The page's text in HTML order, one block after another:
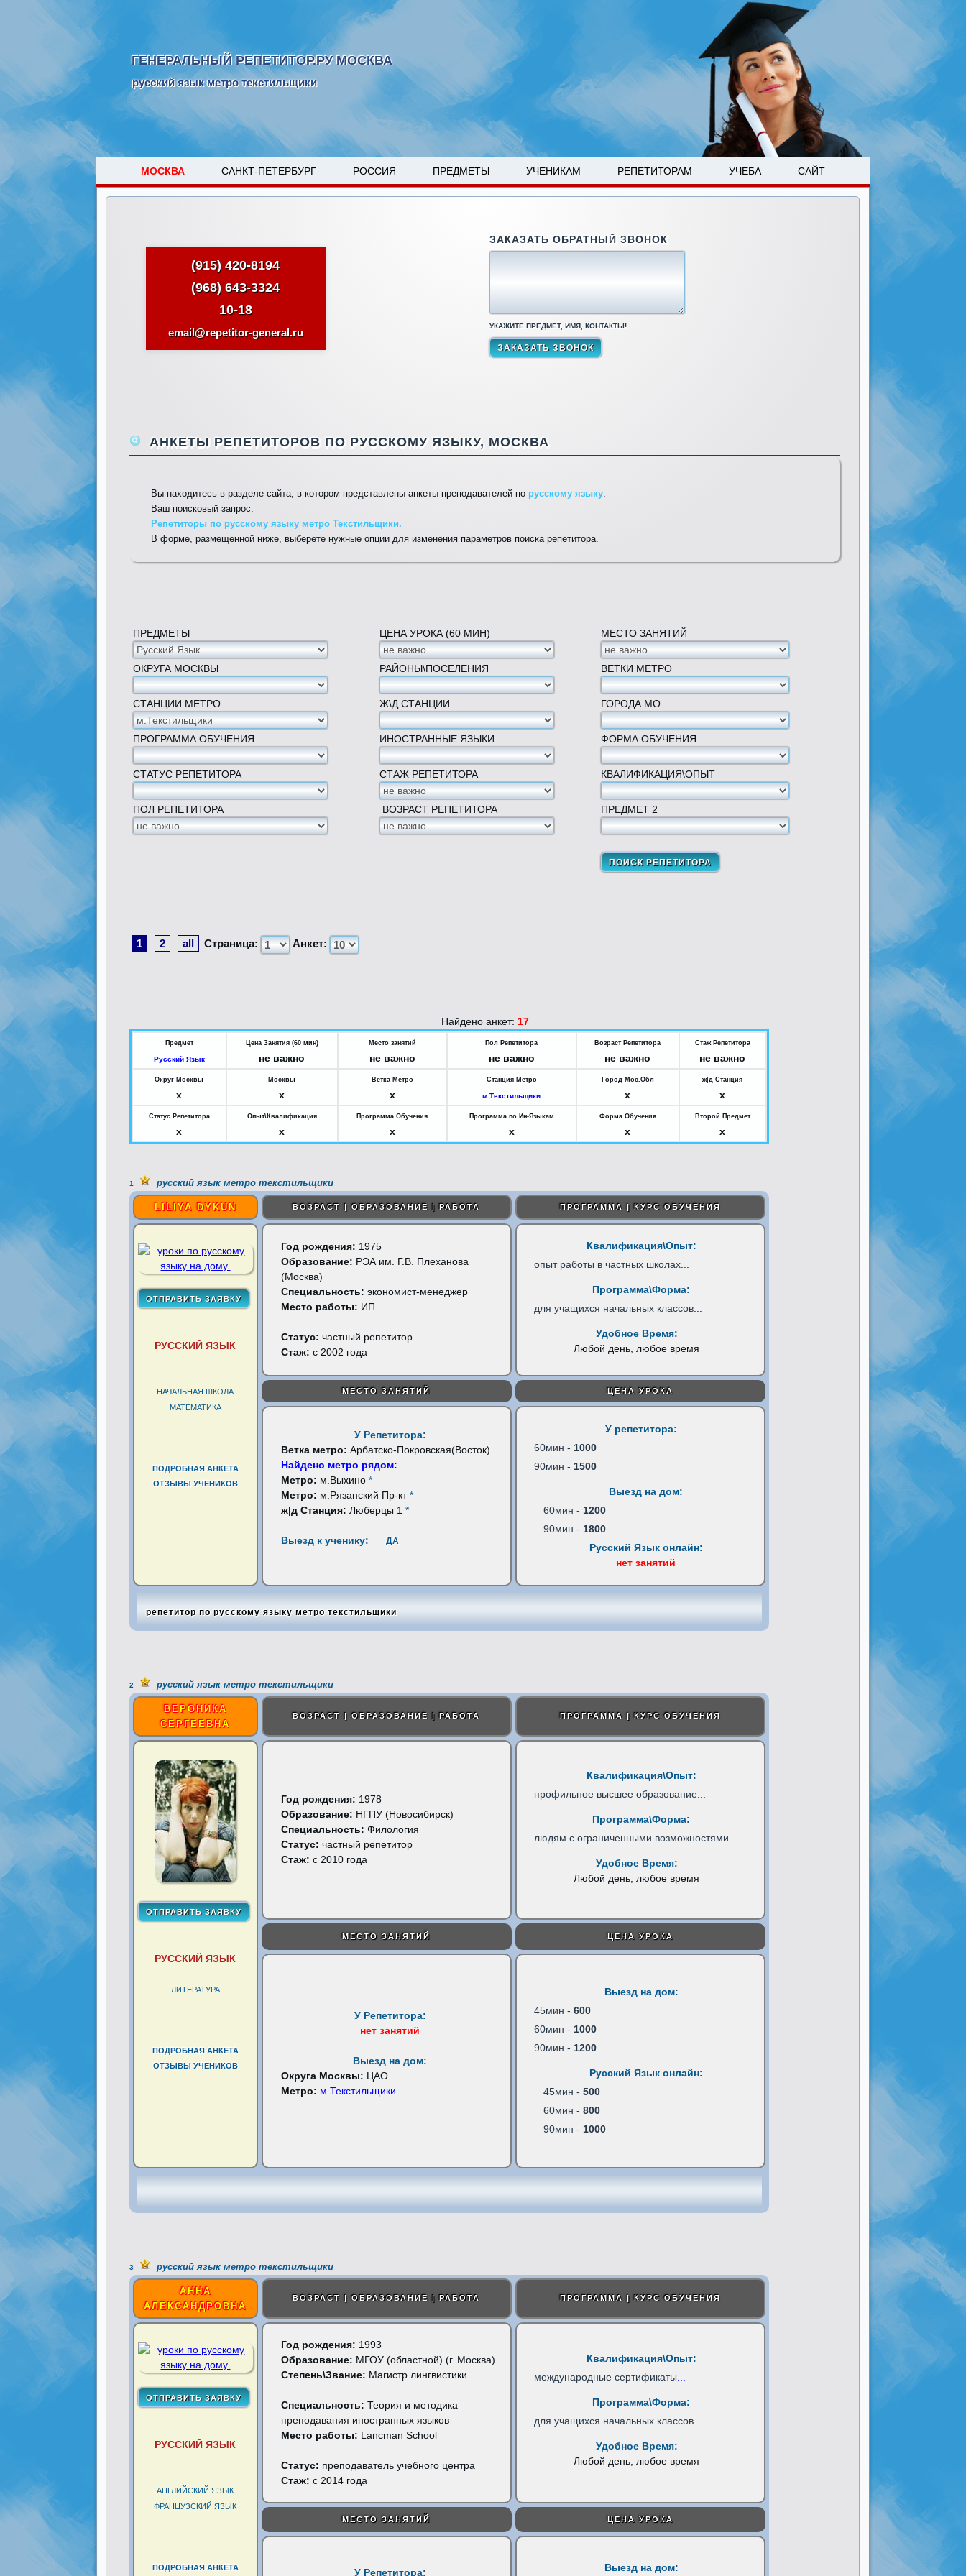
ГЕНЕРАЛЬНЫЙ РЕПЕТИТОР.РУ МОСКВА
русский язык метро текстильщики
МОСКВА САНКТ-ПЕТЕРБУРГ РОССИЯ ПРЕДМЕТЫ УЧЕНИКАМ РЕПЕТИТОРАМ УЧЕБА САЙТ
(915) 420-8194
(968) 643-3324
10-18
email@repetitor-general.ru
ЗАКАЗАТЬ ОБРАТНЫЙ ЗВОНОК
УКАЖИТЕ ПРЕДМЕТ, ИМЯ, КОНТАКТЫ!
АНКЕТЫ РЕПЕТИТОРОВ ПО РУССКОМУ ЯЗЫКУ, МОСКВА
Вы находитесь в разделе сайта, в котором представлены анкеты преподавателей по русскому языку.
Ваш поисковый запрос:
Репетиторы по русскому языку метро Текстильщики.
В форме, размещенной ниже, выберете нужные опции для изменения параметров поиска репетитора.
ПРЕДМЕТЫ ЦЕНА УРОКА (60 МИН) МЕСТО ЗАНЯТИЙ
ОКРУГА МОСКВЫ РАЙОНЫ\ПОСЕЛЕНИЯ ВЕТКИ МЕТРО
СТАНЦИИ МЕТРО Ж\Д СТАНЦИИ ГОРОДА МО
ПРОГРАММА ОБУЧЕНИЯ ИНОСТРАННЫЕ ЯЗЫКИ ФОРМА ОБУЧЕНИЯ
СТАТУС РЕПЕТИТОРА СТАЖ РЕПЕТИТОРА КВАЛИФИКАЦИЯ\ОПЫТ
ПОЛ РЕПЕТИТОРА ВОЗРАСТ РЕПЕТИТОРА ПРЕДМЕТ 2
1 2 all Страница: Анкет:
Найдено анкет: 17
Предмет
Русский Язык
Цена Занятия (60 мин)
не важно
Место занятий
не важно
Пол Репетитора
не важно
Возраст Репетитора
не важно
Стаж Репетитора
не важно
Округ Москвы
x
Москвы
x
Ветка Метро
x
Станция Метро
м.Текстильщики
Город Мос.Обл
x
ж|д Станция
x
Статус Репетитора
x
Опыт\Квалификация
x
Программа Обучения
x
Программа по Ин-Языкам
x
Форма Обучения
x
Второй Предмет
x
1 русский язык метро текстильщики
LILIYA DYKUN ВОЗРАСТ | ОБРАЗОВАНИЕ | РАБОТА ПРОГРАММА | КУРС ОБУЧЕНИЯ
РУССКИЙ ЯЗЫК
НАЧАЛЬНАЯ ШКОЛА
МАТЕМАТИКА
ПОДРОБНАЯ АНКЕТА
ОТЗЫВЫ УЧЕНИКОВ
Год рождения: 1975
Образование: РЭА им. Г.В. Плеханова
(Москва)
Специальность: экономист-менеджер
Место работы: ИП
Статус: частный репетитор
Стаж: с 2002 года
Квалификация\Опыт:
опыт работы в частных школах...
Программа\Форма:
для учащихся начальных классов...
Удобное Время:
Любой день, любое время
МЕСТО ЗАНЯТИЙ ЦЕНА УРОКА
У Репетитора:
Ветка метро: Арбатско-Покровская(Восток)
Найдено метро рядом:
Метро: м.Выхино *
Метро: м.Рязанский Пр-кт*
ж|д Станция: Люберцы 1 *
Выезд к ученику: ДА
У репетитора:
60мин - 1000
90мин - 1500
Выезд на дом:
60мин - 1200
90мин - 1800
Русский Язык онлайн:
нет занятий
репетитор по русскому языку метро текстильщики
2 русский язык метро текстильщики
ВЕРОНИКА
СЕРГЕЕВНА
ВОЗРАСТ | ОБРАЗОВАНИЕ | РАБОТА ПРОГРАММА | КУРС ОБУЧЕНИЯ
РУССКИЙ ЯЗЫК
ЛИТЕРАТУРА
ПОДРОБНАЯ АНКЕТА
ОТЗЫВЫ УЧЕНИКОВ
Год рождения: 1978
Образование: НГПУ (Новосибирск)
Специальность: Филология
Статус: частный репетитор
Стаж: с 2010 года
Квалификация\Опыт:
профильное высшее образование...
Программа\Форма:
людям с ограниченными возможностями
Удобное Время:
Любой день, любое время
МЕСТО ЗАНЯТИЙ ЦЕНА УРОКА
У Репетитора:
нет занятий
Выезд на дом:
Округа Москвы: ЦАО...
Метро: м.Текстильщики
Выезд на дом:
45мин - 600
60мин - 1000
90мин - 1200
Русский Язык онлайн:
45мин - 500
60мин - 800
90мин - 1000
3 русский язык метро текстильщики
АННА
АЛЕКСАНДРОВНА
ВОЗРАСТ | ОБРАЗОВАНИЕ | РАБОТА ПРОГРАММА | КУРС ОБУЧЕНИЯ
РУССКИЙ ЯЗЫК
АНГЛИЙСКИЙ ЯЗЫК
ФРАНЦУЗСКИЙ ЯЗЫК
ПОДРОБНАЯ АНКЕТА
Год рождения: 1993
Образование: МГОУ (областной) (г. Москва)
Степень\Звание: Магистр лингвистики
Специальность: Теория и методика
преподавания иностранных языков
Место работы: Lancman School
Статус: преподаватель учебного центра
Стаж: с 2014 года
Квалификация\Опыт:
международные сертификаты
Программа\Форма:
для учащихся начальных классов...
Удобное Время:
Любой день, любое время
МЕСТО ЗАНЯТИЙ ЦЕНА УРОКА
У Репетитора: Выезд на дом: